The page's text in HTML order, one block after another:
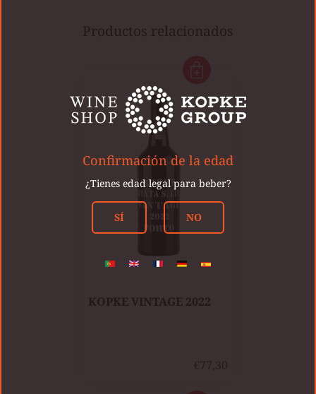
Productos relacionados
KOPKE VINTAGE 2022
Confirmación de la edad
¿Tienes edad legal para beber?
SÍ NO